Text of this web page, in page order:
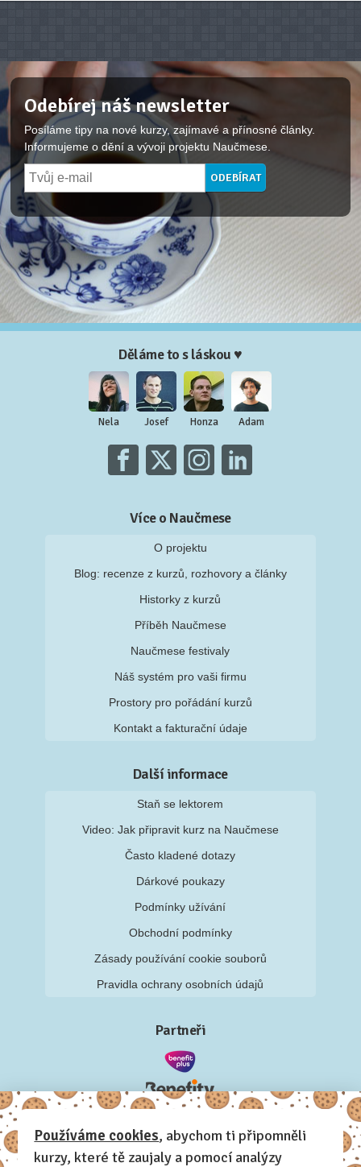
Odebírej náš newsletter
Posíláme tipy na nové kurzy, zajímavé a přínosné články.
Informujeme o dění a vývoji projektu Naučmese.
Děláme to s láskou ♥
Nela Josef Honza Adam
Více o Naučmese
O projektu
Blog: recenze z kurzů, rozhovory a články
Historky z kurzů
Příběh Naučmese
Naučmese festivaly
Náš systém pro vaši firmu
Prostory pro pořádání kurzů
Kontakt a fakturační údaje
Další informace
Staň se lektorem
Video: Jak připravit kurz na Naučmese
Často kladené dotazy
Dárkové poukazy
Podmínky užívání
Obchodní podmínky
Zásady používání cookie souborů
Pravidla ochrany osobních údajů
Partneři
Používáme cookies, abychom ti připomněli
kurzy, které tě zaujaly a pomocí analýzy